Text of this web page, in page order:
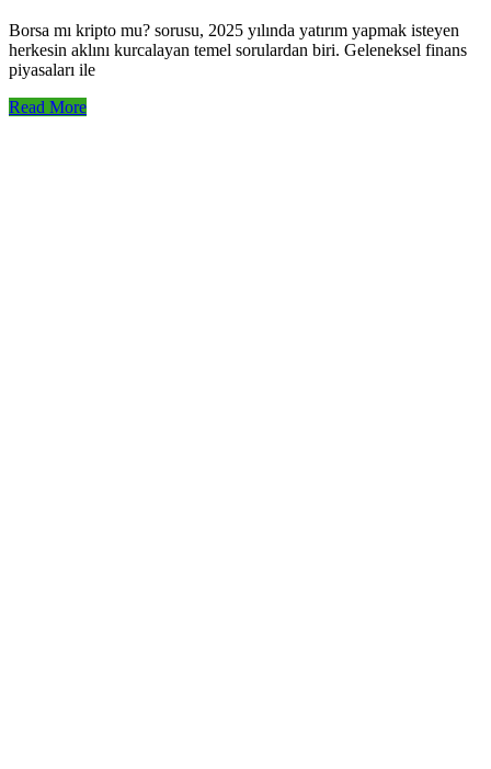
Borsa mı kripto mu? sorusu, 2025 yılında yatırım yapmak isteyen
herkesin aklını kurcalayan temel sorulardan biri. Geleneksel finans
piyasaları ile
Read More